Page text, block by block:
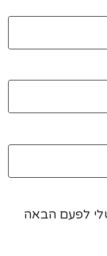
לפעם הבאה